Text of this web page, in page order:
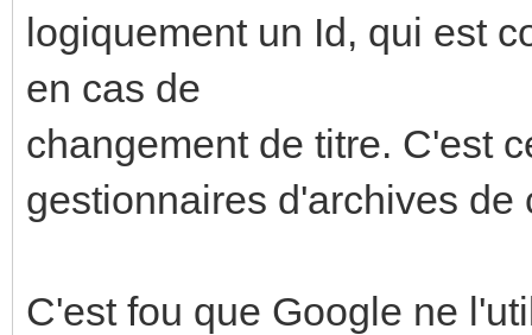
logiquement un Id, qui est
en cas de
changement de titre. C'est
gestionnaires d'archives de
C'est fou que Google ne